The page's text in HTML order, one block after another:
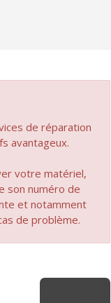
de réparation
avantageux.
votre matériel,
son numéro de
et notamment
de problème.